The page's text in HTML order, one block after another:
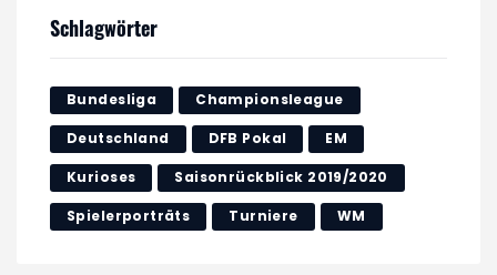
Schlagwörter
Bundesliga Championsleague
Deutschland DFB Pokal EM
Kurioses Saisonrückblick 2019/2020
Spielerporträts Turniere WM